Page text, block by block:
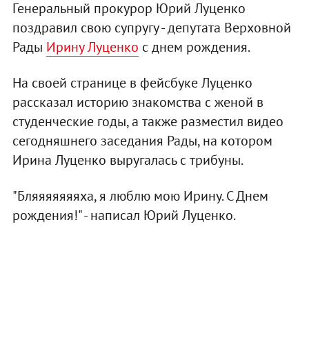
Генеральный прокурор Юрий Луценко
поздравил свою супругу - депутата Верховной
Рады Ирину Луценко с днем рождения.
На своей странице в фейсбуке Луценко
рассказал историю знакомства с женой в
студенческие годы, а также разместил видео
сегодняшнего заседания Рады, на котором
Ирина Луценко выругалась с трибуны.
"Бляяяяяяяха, я люблю мою Ирину. С Днем
рождения!" - написал Юрий Луценко.